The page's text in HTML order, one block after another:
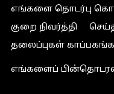
எங்களை தொடர்பு
குறை நிவர்த்தி
தலைப்புகள்
எங்களைப்